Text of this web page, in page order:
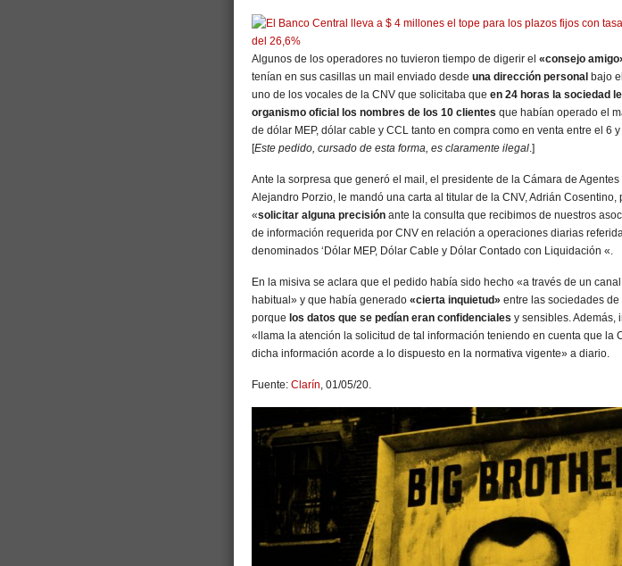
Algunos de los operadores no tuvieron tiempo de digerir el «consejo
tenían en sus casillas un mail enviado desde una dirección personal bajo
uno de los vocales de la CNV que solicitaba que en 24 horas la sociedad
organismo oficial los nombres de los 10 clientes que habían operado el
de dólar MEP, dólar cable y CCL tanto en compra como en venta entre el 6
[Este pedido, cursado de esta forma, es claramente ilegal.]
Ante la sorpresa que generó el mail, el presidente de la Cámara de Agentes
Alejandro Porzio, le mandó una carta al titular de la CNV, Adrián Cosentino,
«solicitar alguna precisión ante la consulta que recibimos de nuestros
de información requerida por CNV en relación a operaciones diarias
denominados ‘Dólar MEP, Dólar Cable y Dólar Contado con Liquidación «.
En la misiva se aclara que el pedido había sido hecho «a través de un canal
habitual» y que había generado «cierta inquietud» entre las sociedades de
porque los datos que se pedían eran confidenciales y sensibles. Además,
«llama la atención la solicitud de tal información teniendo en cuenta que la
dicha información acorde a lo dispuesto en la normativa vigente» a diario.
Fuente: Clarín, 01/05/20.